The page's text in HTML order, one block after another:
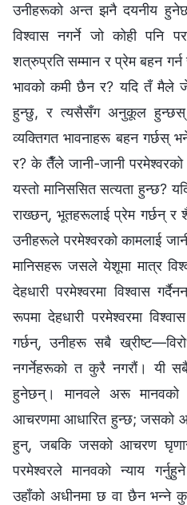
उनीहरूको अन्त झनै दयनीय
विश्‍वास नगर्ने जो कोही पनि
शत्रुप्रति सम्मान र प्रेम बहन
भावको कमी छैन र? यदि तँ
हुन्छु, र त्यसैसँग अनुकूल हुन्छस्
व्यक्तिगत भावनाहरू बहन गर्छस्
र? के तैँले जानी-जानी
यस्तो मानिससित सत्यता हुन्छ?
राख्छन्, भूतहरूलाई प्रेम गर्छन् र
उनीहरूले परमेश्‍वरको कामलाई
मानिसहरू जसले येशूमा मात्र
देहधारी परमेश्‍वरमा विश्‍वास
रूपमा देहधारी परमेश्‍वरमा
गर्छन्, उनीहरू सबै
नगर्नेहरूको त कुरै नगरौं। यी
हुनेछन्। मानवले अरू मानवको
आचरणमा आधारित हुन्छ; जसको
हुन्, जबकि जसको आचरण
परमेश्‍वरले मानवको न्याय
उहाँको अधीनमा छ वा छैन भन्ने